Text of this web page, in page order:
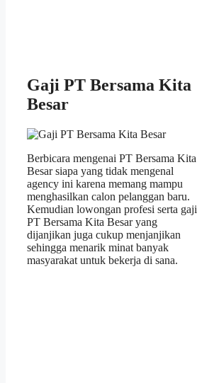
Gaji PT Bersama Kita
Besar
Berbicara mengenai PT Bersama Kita
Besar siapa yang tidak mengenal
agency ini karena memang mampu
menghasilkan calon pelanggan baru.
Kemudian lowongan profesi serta gaji
PT Bersama Kita Besar yang
dijanjikan juga cukup menjanjikan
sehingga menarik minat banyak
masyarakat untuk bekerja di sana.